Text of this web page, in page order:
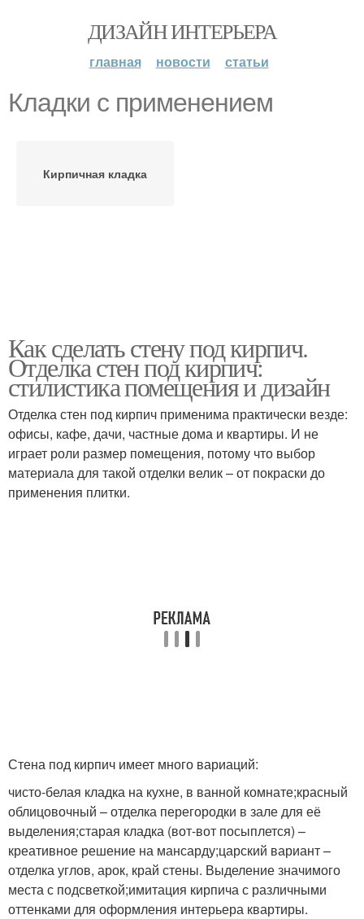
ДИЗАЙН ИНТЕРЬЕРА
главная новости статьи
Кладки с применением
Кирпичная кладка
Как сделать стену под кирпич.
Отделка стен под кирпич:
стилистика помещения и дизайн
Отделка стен под кирпич применима практически везде:
офисы, кафе, дачи, частные дома и квартиры. И не
играет роли размер помещения, потому что выбор
материала для такой отделки велик – от покраски до
применения плитки.
Стена под кирпич имеет много вариаций:
чисто-белая кладка на кухне, в ванной комнате;красный
облицовочный – отделка перегородки в зале для её
выделения;старая кладка (вот-вот посыплется) –
креативное решение на мансарду;царский вариант –
отделка углов, арок, край стены. Выделение значимого
места с подсветкой;имитация кирпича с различными
оттенками для оформления интерьера квартиры.